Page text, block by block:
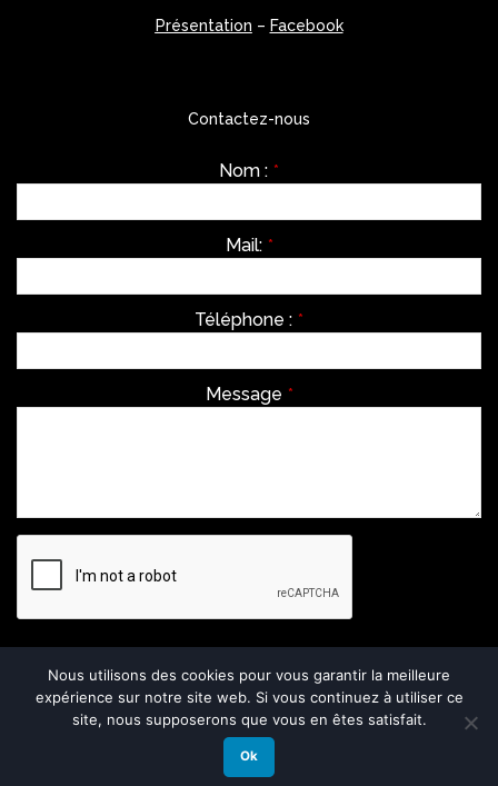
Présentation – Facebook
Contactez-nous
Nom : *
Mail: *
Téléphone : *
Message *
Envoyer
Nous utilisons des cookies pour vous garantir la meilleure
expérience sur notre site web. Si vous continuez à utiliser ce
site, nous supposerons que vous en êtes satisfait.
Ok